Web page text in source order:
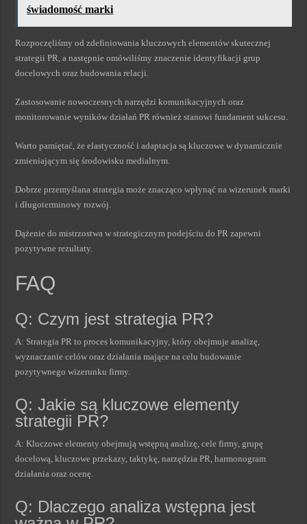
świadomość marki
Rozpoczęliśmy od zdefiniowania kluczowych elementów skutecznej
strategii PR, a następnie omówiliśmy znaczenie identyfikacji grup
docelowych oraz budowania relacji.
Zastosowanie nowoczesnych narzędzi komunikacyjnych oraz
monitorowanie wyników działań PR również stanowi fundament sukcesu.
Warto pamiętać, że elastyczność i adaptacja są kluczowe w dynamicznie
zmieniającym się środowisku medialnym.
Dobrze przemyślana strategia może znacząco wpłynąć na wizerunek marki
i długoterminowy rozwój.
Dążenie do mistrzostwa w strategicznym podejściu do PR zapewni
pozytywne rezultaty.
FAQ
Q: Czym jest strategia PR?
A: Strategia PR to proces komunikacyjny, który obejmuje analizę,
wyznaczanie celów oraz działania mające na celu budowanie
pozytywnego wizerunku firmy.
Q: Jakie są kluczowe elementy
strategii PR?
A: Kluczowe elementy obejmują wstępną analizę, cele firmy, grupę
docelową, kluczowe przekazy, taktykę, narzędzia PR, harmonogram
działania oraz ocenę.
Q: Dlaczego analiza wstępna jest